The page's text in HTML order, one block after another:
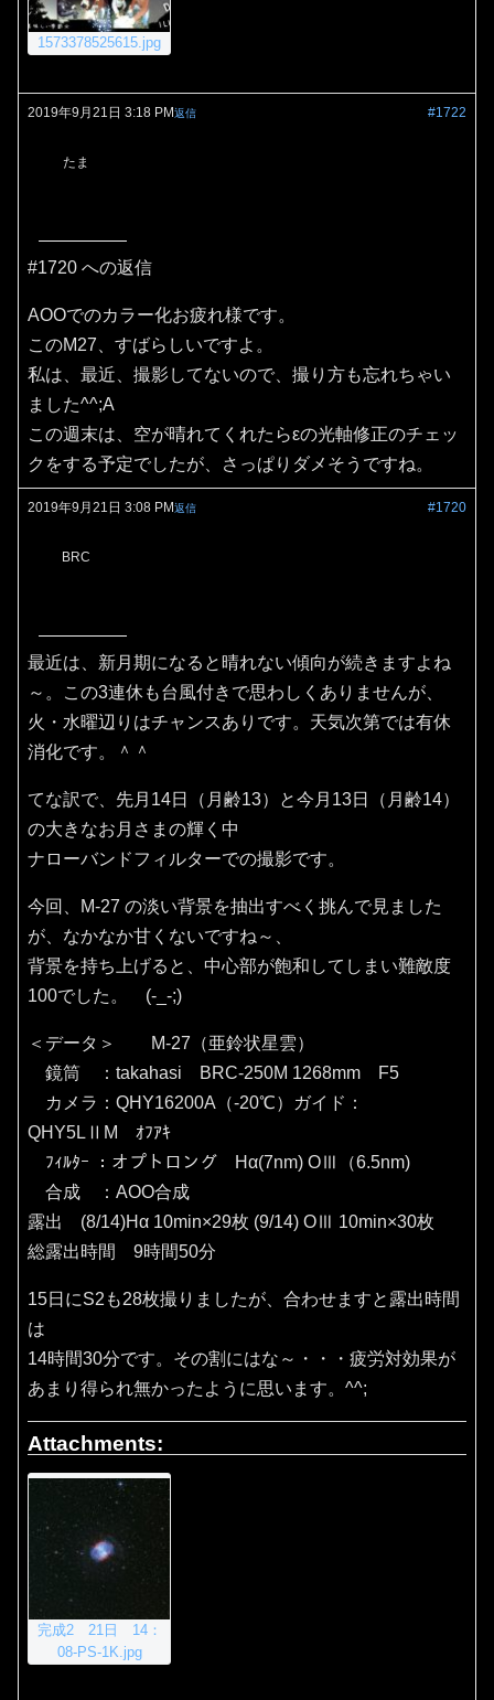
1573378525615.jpg
2019年9月21日 3:18 PM #1722
返信
たま
#1720 への返信
AOOでのカラー化お疲れ様です。
このM27、すばらしいですよ。
私は、最近、撮影してないので、撮り方も忘れちゃい
ました^^;A
この週末は、空が晴れてくれたらεの光軸修正のチェッ
クをする予定でしたが、さっぱりダメそうですね。
2019年9月21日 3:08 PM #1720
返信
BRC
最近は、新月期になると晴れない傾向が続きますよね
～。この3連休も台風付きで思わしくありませんが、
火・水曜辺りはチャンスありです。天気次第では有休
消化です。＾＾
てな訳で、先月14日（月齢13）と今月13日（月齢14）
の大きなお月さまの輝く中
ナローバンドフィルターでの撮影です。
今回、M-27 の淡い背景を抽出すべく挑んで見ました
が、なかなか甘くないですね～、
背景を持ち上げると、中心部が飽和してしまい難敵度
100でした。 (-_-;)
＜データ＞ M-27（亜鈴状星雲）
鏡筒 ：takahasi BRC-250M 1268mm F5
カメラ：QHY16200A（‐20℃）ガイド：
QHY5LⅡM ｵﾌｱｷ
ﾌｨﾙﾀｰ ：オプトロング Hα(7nm) OⅢ（6.5nm)
合成 ：AOO合成
露出 (8/14)Hα 10min×29枚 (9/14) OⅢ 10min×30枚
総露出時間 9時間50分
15日にS2も28枚撮りましたが、合わせますと露出時間
は
14時間30分です。その割にはな～・・・疲労対効果が
あまり得られ無かったように思います。^^;
Attachments:
完成2 21日 14：
08-PS-1K.jpg